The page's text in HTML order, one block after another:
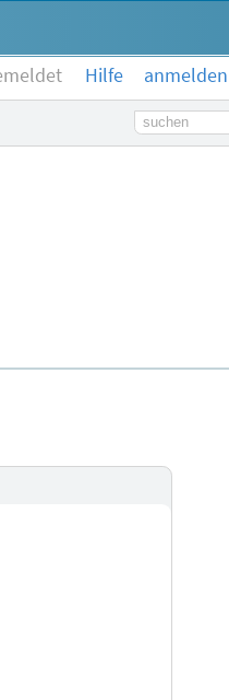
Hilfe anmelden
Suchbegriff